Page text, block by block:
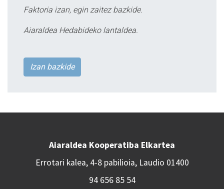
Faktoria izan, egin zaitez bazkide.
Aiaraldea Hedabideko lantaldea.
Izan bazkide
Aiaraldea Kooperatiba Elkartea
Errotari kalea, 4-8 pabilioia, Laudio 01400
94 656 85 54